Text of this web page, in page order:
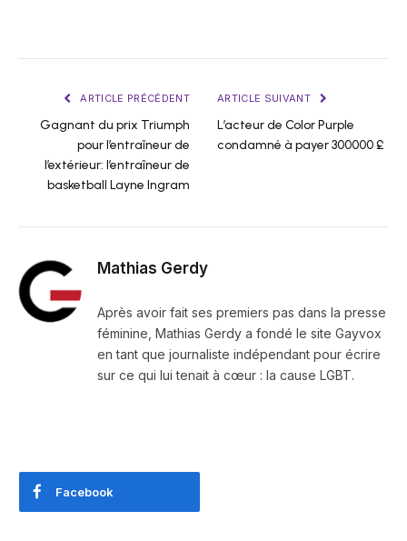
ARTICLE PRÉCÉDENT
Gagnant du prix Triumph
pour l’entraîneur de
l’extérieur: l’entraîneur de
basketball Layne Ingram
ARTICLE SUIVANT
L’acteur de Color Purple
condamné à payer 300000 £
Mathias Gerdy
Après avoir fait ses premiers pas dans la presse
féminine, Mathias Gerdy a fondé le site Gayvox
en tant que journaliste indépendant pour écrire
sur ce qui lui tenait à cœur : la cause LGBT.
Facebook